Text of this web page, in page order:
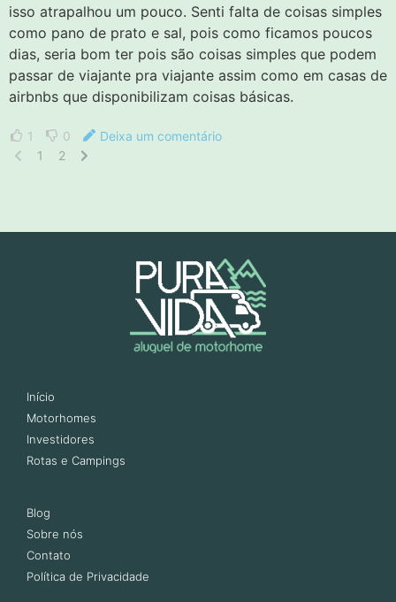
isso atrapalhou um pouco. Senti falta de coisas simples
como pano de prato e sal, pois como ficamos poucos
dias, seria bom ter pois são coisas simples que podem
passar de viajante pra viajante assim como em casas de
airbnbs que disponibilizam coisas básicas.
1 0
Deixa um comentário
1
2
Início
Motorhomes
Investidores
Rotas e Campings
Blog
Sobre nós
Contato
Política de Privacidade